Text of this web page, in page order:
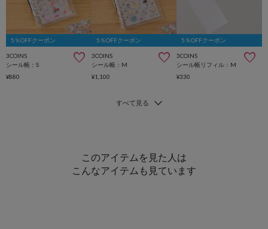
5％OFFクーポン
3COINS
シール帳：S
¥880
5％OFFクーポン
3COINS
シール帳：M
¥1,100
5％OFFクーポン
3COINS
シール帳リフィル：M
¥330
このアイテムを見た人は
こんなアイテムも見ています